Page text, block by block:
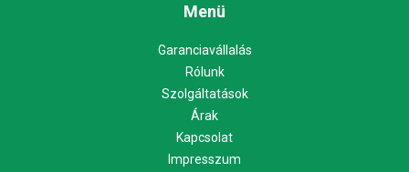
Menü
Garanciavállalás
Rólunk
Szolgáltatások
Árak
Kapcsolat
Impresszum